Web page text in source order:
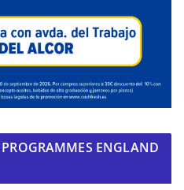
ENGLAND